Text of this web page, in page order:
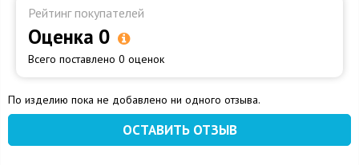
Рейтинг покупателей
Оценка 0
Всего поставлено 0 оценок
По изделию пока не добавлено ни одного отзыва.
ОСТАВИТЬ ОТЗЫВ